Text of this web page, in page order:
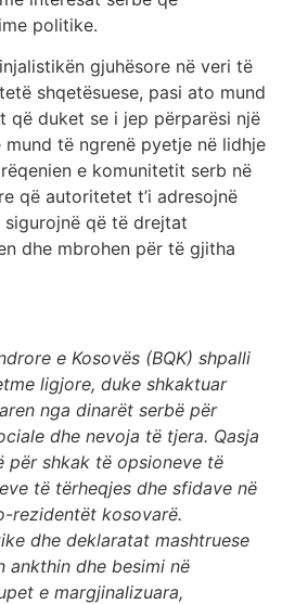
politike.
gjuhësore në veri të
shqetësuese, pasi ato mund
që duket se i jep përparësi një
të ngrenë pyetje në lidhje
e komunitetit serb në
që autoritetet t’i adresojnë
që të drejtat
dhe mbrohen për të gjitha
e Kosovës (BQK) shpalli
ligjore, duke shkaktuar
nga dinarët serbë për
dhe nevoja të tjera. Qasja
për shkak të opsioneve të
të tërheqjes dhe sfidave në
rezidentët kosovarë.
dhe deklaratat mashtruese
ankthin dhe besimi në
e margjinalizuara,